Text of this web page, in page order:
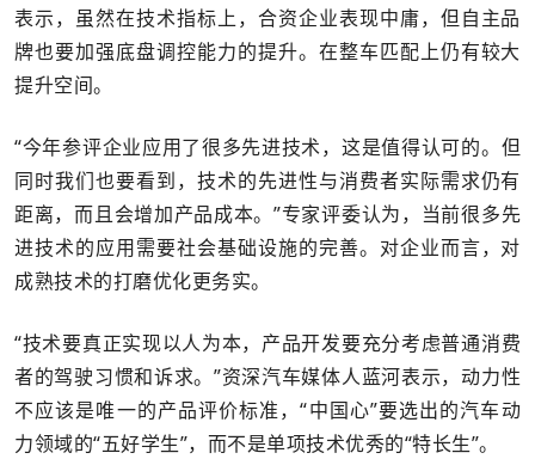
表示，虽然在技术指标上，合资企业表现中庸，但自主品
牌也要加强底盘调控能力的提升。在整车匹配上仍有较大
提升空间。
“今年参评企业应用了很多先进技术，这是值得认可的。但
同时我们也要看到，技术的先进性与消费者实际需求仍有
距离，而且会增加产品成本。”专家评委认为，当前很多先
进技术的应用需要社会基础设施的完善。对企业而言，对
成熟技术的打磨优化更务实。
“技术要真正实现以人为本，产品开发要充分考虑普通消费
者的驾驶习惯和诉求。”资深汽车媒体人蓝河表示，动力性
不应该是唯一的产品评价标准，“中国心”要选出的汽车动
力领域的“五好学生”，而不是单项技术优秀的“特长生”。